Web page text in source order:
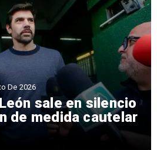
sale en silencio
de medida cautelar
De 2026